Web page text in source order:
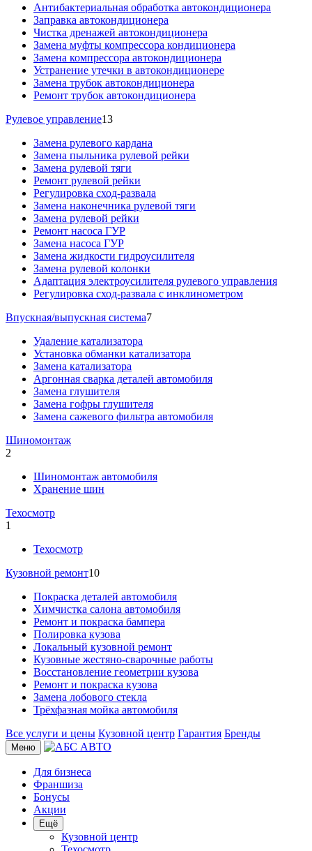
Антибактериальная обработка автокондиционера
Заправка автокондиционера
Чистка дренажей автокондиционера
Замена муфты компрессора кондиционера
Замена компрессора автокондиционера
Устранение утечки в автокондиционере
Замена трубок автокондиционера
Ремонт трубок автокондиционера
Рулевое управление13
Замена рулевого кардана
Замена пыльника рулевой рейки
Замена рулевой тяги
Ремонт рулевой рейки
Регулировка сход-развала
Замена наконечника рулевой тяги
Замена рулевой рейки
Ремонт насоса ГУР
Замена насоса ГУР
Замена жидкости гидроусилителя
Замена рулевой колонки
Адаптация электроусилителя рулевого управления
Регулировка сход-развала с инклинометром
Впускная/выпускная система7
Удаление катализатора
Установка обманки катализатора
Замена катализатора
Аргонная сварка деталей автомобиля
Замена глушителя
Замена гофры глушителя
Замена сажевого фильтра автомобиля
Шиномонтаж
2
Шиномонтаж автомобиля
Хранение шин
Техосмотр
1
Техосмотр
Кузовной ремонт10
Покраска деталей автомобиля
Химчистка салона автомобиля
Ремонт и покраска бампера
Полировка кузова
Локальный кузовной ремонт
Кузовные жестяно-сварочные работы
Восстановление геометрии кузова
Ремонт и покраска кузова
Замена лобового стекла
Трёхфазная мойка автомобиля
Все услуги и цены Кузовной центр Гарантия Бренды
Меню
Для бизнеса
Франшиза
Бонусы
Акции
Ещё
Кузовной центр